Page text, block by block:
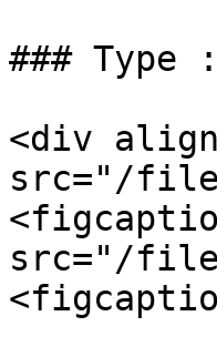
### Type
<div
src="/
src="/